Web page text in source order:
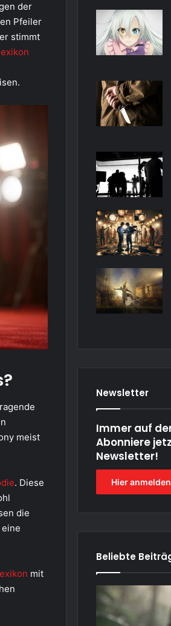
der
Pfeiler
stimmt
meist
. Diese
die
mit
Newsletter
Immer auf
Abonniere
Newsletter!
Hier anmelden
Beliebte